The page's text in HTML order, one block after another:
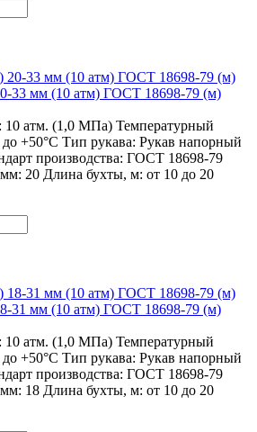
33 мм (10 атм) ГОСТ 18698-79 (м)
10 атм. (1,0 МПа) Температурный
+50°С Тип рукава: Рукав напорный
производства: ГОСТ 18698-79
20 Длина бухты, м: от 10 до 20
31 мм (10 атм) ГОСТ 18698-79 (м)
10 атм. (1,0 МПа) Температурный
+50°С Тип рукава: Рукав напорный
производства: ГОСТ 18698-79
18 Длина бухты, м: от 10 до 20